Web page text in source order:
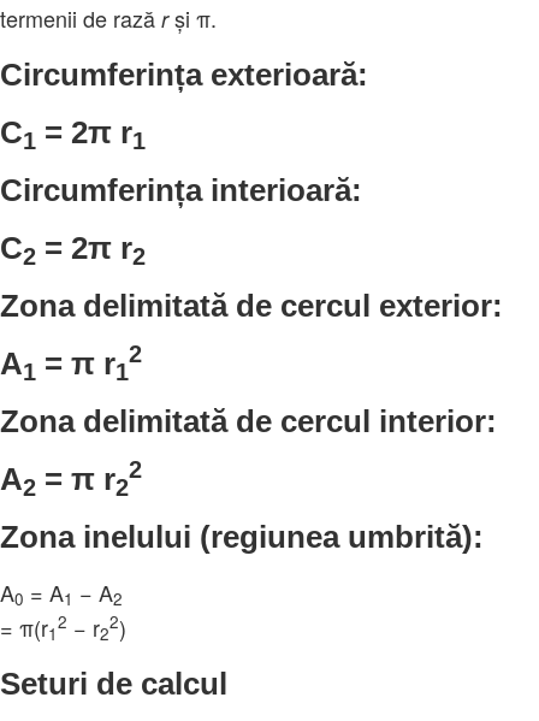
termenii de rază rși π.
Circumferința exterioară:
C1 = 2π r1
Circumferința interioară:
C2 = 2π r2
Zona delimitată de cercul exterior:
A1 = π r1
2
Zona delimitată de cercul interior:
A2 = π r2
2
Zona inelului (regiunea umbrită):
A0 = A1 − A2
= π(r1
2 − r2
2)
Seturi de calcul